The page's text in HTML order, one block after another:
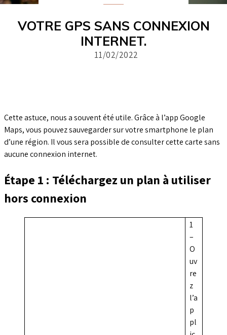
VOTRE GPS SANS CONNEXION
INTERNET.
11/02/2022
Cette astuce, nous a souvent été utile. Grâce à l’app Google
Maps, vous pouvez sauvegarder sur votre smartphone le plan
d’une région. Il vous sera possible de consulter cette carte sans
aucune connexion internet.
Étape 1 : Téléchargez un plan à utiliser
hors connexion
1
–
O
uv
re
z
l’a
p
pl